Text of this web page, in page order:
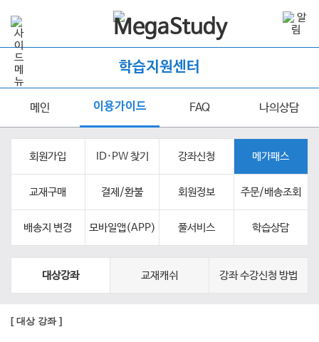
학습지원센터
메인 이용가이드 FAQ 나의상담
회원가입 ID·PW 찾기 강좌신청 메가패스
교재구매 결제/환불 회원정보 주문/배송조회
배송지 변경 모바일앱(APP) 풀서비스 학습상담
대상강좌 교재캐쉬 강좌 수강신청 방법
[ 대상 강좌 ]